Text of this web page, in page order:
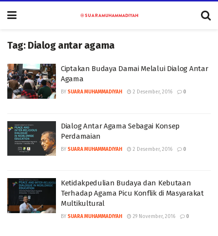
Tag: Dialog antar agama
Ciptakan Budaya Damai Melalui Dialog Antar
Agama
BY SUARA MUHAMMADIYAH 2 Desember, 2016 0
Dialog Antar Agama Sebagai Konsep
Perdamaian
BY SUARA MUHAMMADIYAH 2 Desember, 2016 0
Ketidakpedulian Budaya dan Kebutaan
Terhadap Agama Picu Konflik di Masyarakat
Multikultural
BY SUARA MUHAMMADIYAH 29 November, 2016 0